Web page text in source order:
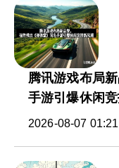
腾讯游戏布局
手游引爆休闲
2026-08-07